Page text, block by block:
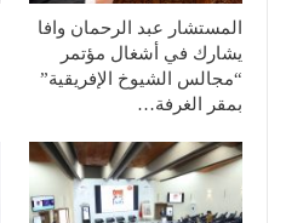
المستشار عبد الرحمان وافا
يشارك في أشغال مؤتمر
“مجالس الشيوخ الإفريقية”
بمقر الغرفة…